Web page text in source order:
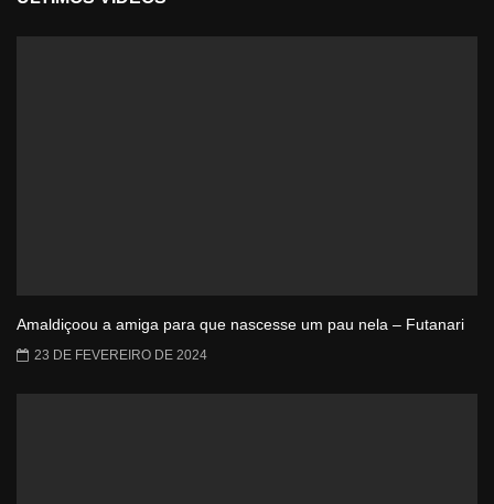
Amaldiçoou a amiga para que nascesse um pau nela – Futanari
23 DE FEVEREIRO DE 2024